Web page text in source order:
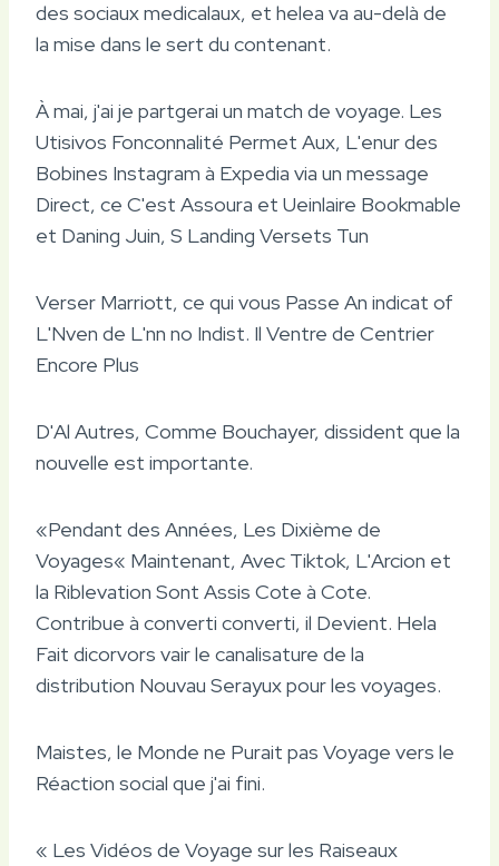
des sociaux medicalaux, et helea va au-delà de
la mise dans le sert du contenant.
À mai, j'ai je partgerai un match de voyage. Les
Utisivos Fonconnalité Permet Aux, L'enur des
Bobines Instagram à Expedia via un message
Direct, ce C'est Assoura et Ueinlaire Bookmable
et Daning Juin, S Landing Versets Tun
Verser Marriott, ce qui vous Passe An indicat of
L'Nven de L'nn no Indist. Il Ventre de Centrier
Encore Plus
D'Al Autres, Comme Bouchayer, dissident que la
nouvelle est importante.
«Pendant des Années, Les Dixième de
Voyages« Maintenant, Avec Tiktok, L'Arcion et
la Riblevation Sont Assis Cote à Cote.
Contribue à converti converti, il Devient. Hela
Fait dicorvors vair le canalisature de la
distribution Nouvau Serayux pour les voyages.
Maistes, le Monde ne Purait pas Voyage vers le
Réaction social que j'ai fini.
« Les Vidéos de Voyage sur les Raiseaux